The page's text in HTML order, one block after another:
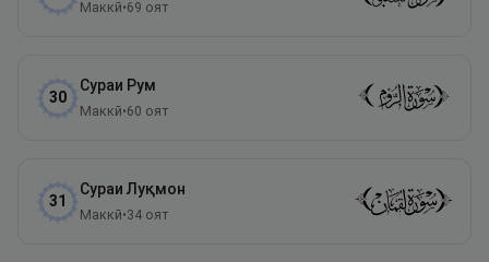
Маккӣ•69 оят
30
Сураи Рум
Маккӣ•60 оят
31
Сураи Луқмон
Маккӣ•34 оят